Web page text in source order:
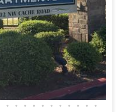
• • • • • • • • • • •